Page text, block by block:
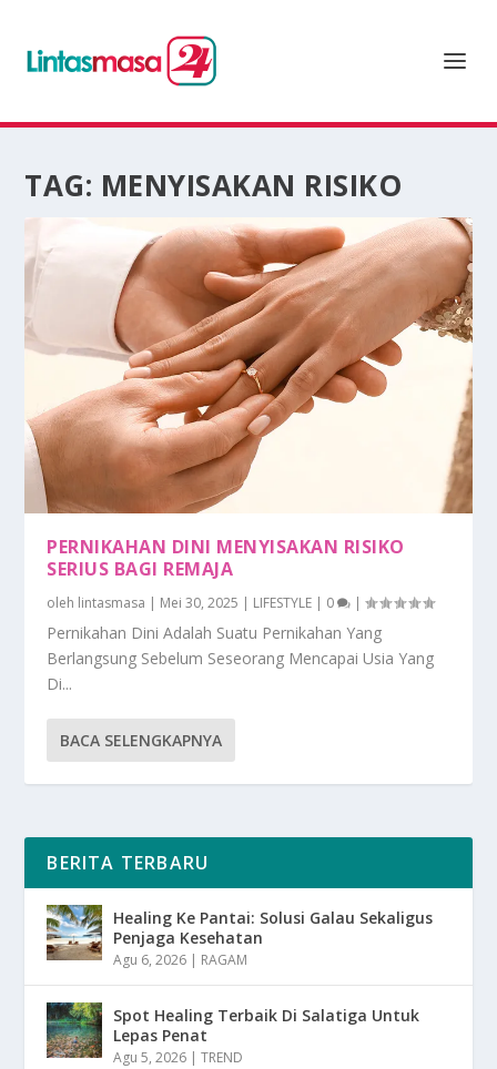
TAG: MENYISAKAN RISIKO
PERNIKAHAN DINI MENYISAKAN RISIKO
SERIUS BAGI REMAJA
oleh lintasmasa | Mei 30, 2025 | LIFESTYLE | 0 |
Pernikahan Dini Adalah Suatu Pernikahan Yang
Berlangsung Sebelum Seseorang Mencapai Usia Yang
Di...
BACA SELENGKAPNYA
BERITA TERBARU
Healing Ke Pantai: Solusi Galau Sekaligus
Penjaga Kesehatan
Agu 6, 2026 | RAGAM
Spot Healing Terbaik Di Salatiga Untuk
Lepas Penat
Agu 5, 2026 |TREND